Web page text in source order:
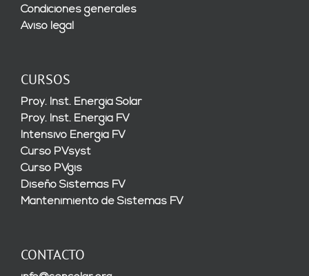
Condiciones generales
Aviso legal
CURSOS
Proy. Inst. Energía Solar
Proy. Inst. Energía FV
Intensivo Energía FV
Curso PVsyst
Curso PVgis
Diseño Sistemas FV
Mantenimiento de Sistemas FV
CONTACTO